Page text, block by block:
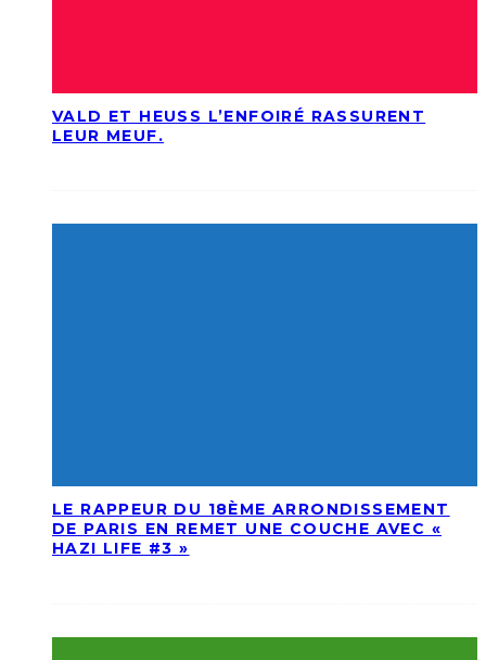
VALD ET HEUSS L’ENFOIRÉ RASSURENT
LEUR MEUF.
LE RAPPEUR DU 18ÈME ARRONDISSEMENT
DE PARIS EN REMET UNE COUCHE AVEC «
HAZI LIFE #3 »